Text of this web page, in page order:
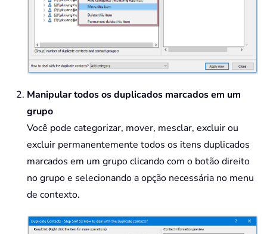
Manipular todos os duplicados marcados em um
grupo
Você pode categorizar, mover, mesclar, excluir ou
excluir permanentemente todos os itens duplicados
marcados em um grupo clicando com o botão direito
no grupo e selecionando a opção necessária no menu
de contexto.